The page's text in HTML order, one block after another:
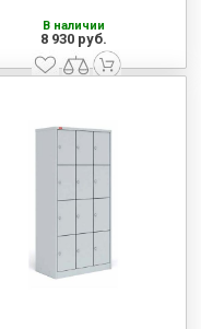
В наличии
8 930 руб.